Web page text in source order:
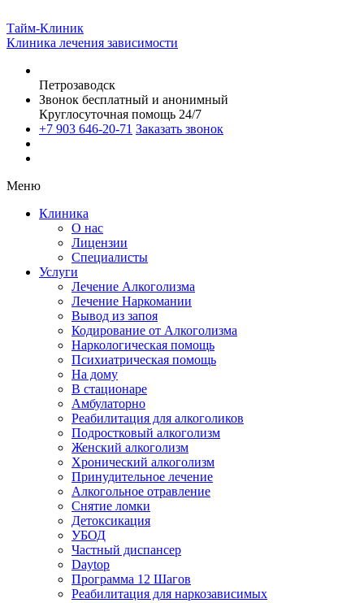
Тайм-Клиник
Клиника лечения зависимости
Петрозаводск
Звонок бесплатный и анонимный
Круглосуточная помощь 24/7
+7 903 646-20-71 Заказать звонок
Меню
Клиника
О нас
Лицензии
Специалисты
Услуги
Лечение Алкоголизма
Лечение Наркомании
Вывод из запоя
Кодирование от Алкоголизма
Наркологическая помощь
Психиатрическая помощь
На дому
В стационаре
Амбулаторно
Реабилитация для алкоголиков
Подростковый алкоголизм
Женский алкоголизм
Хронический алкоголизм
Принудительное лечение
Алкогольное отравление
Снятие ломки
Детоксикация
УБОД
Частный диспансер
Daytop
Программа 12 Шагов
Реабилитация для наркозависимых